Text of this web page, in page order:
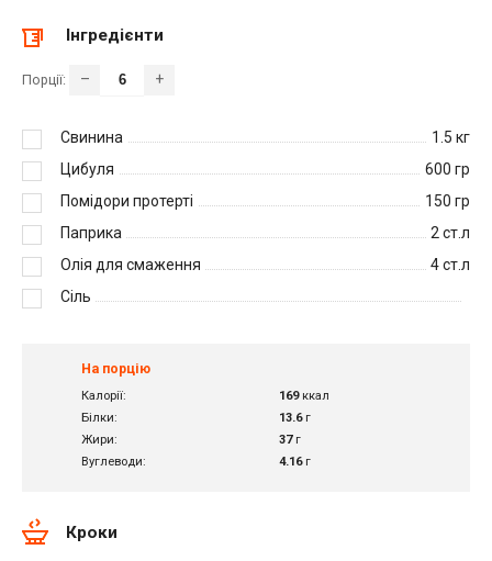
Інгредієнти
Порції: – +
Свинина 1.5 кг
Цибуля
600 гр
Помідори протерті
150 гр
Паприка
2 ст.л
Олія для смаження
4ст.л
Сіль
На порцію
Калорії: 169ккал
Білки:
13.6г
Жири:
37г
Вуглеводи:
4.16г
Кроки